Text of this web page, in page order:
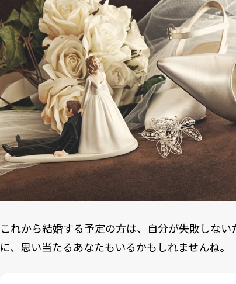
これから結婚する予定の方は、自分が失敗しな
に、思い当たるあなたもいるかもしれませんね。